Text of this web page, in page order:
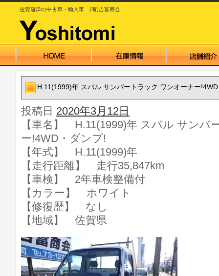
佐賀唐津の中古車・輸入車 (有)吉富商会
H.11(1999)年 スバル サンバートラック ワンオーナー
投稿日 2020年3月12日
【車名】 H.11(1999)年 スバル サンバ
ー!4WD・ダンプ!
【年式】 H.11(1999)年
【走行距離】 走行35,847km
【車検】 2年車検整備付
【カラー】 ホワイト
【修復歴】 なし
【地域】 佐賀県